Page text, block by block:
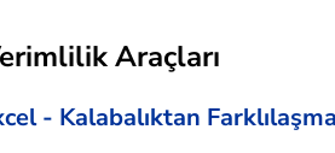
Araçları
- Kalabalıktan